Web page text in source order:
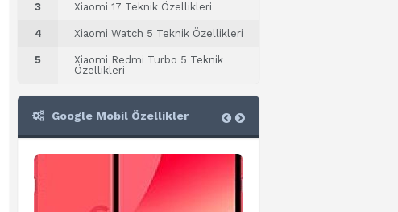
3 Xiaomi 17 Teknik Özellikleri
4 Xiaomi Watch 5 Teknik Özellikleri
5
Xiaomi Redmi Turbo 5 Teknik
Özellikleri
Google Mobil Özellikler